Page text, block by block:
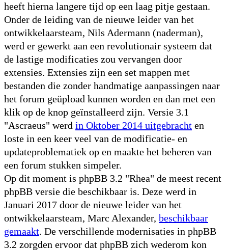
heeft hierna langere tijd op een laag pitje gestaan.
Onder de leiding van de nieuwe leider van het
ontwikkelaarsteam, Nils Adermann (naderman),
werd er gewerkt aan een revolutionair systeem dat
de lastige modificaties zou vervangen door
extensies. Extensies zijn een set mappen met
bestanden die zonder handmatige aanpassingen naar
het forum geüpload kunnen worden en dan met een
klik op de knop geïnstalleerd zijn. Versie 3.1
"Ascraeus" werd in Oktober 2014 uitgebracht en
loste in een keer veel van de modificatie- en
updateproblematiek op en maakte het beheren van
een forum stukken simpeler.
Op dit moment is phpBB 3.2 "Rhea" de meest recent
phpBB versie die beschikbaar is. Deze werd in
Januari 2017 door de nieuwe leider van het
ontwikkelaarsteam, Marc Alexander, beschikbaar
gemaakt. De verschillende modernisaties in phpBB
3.2 zorgden ervoor dat phpBB zich wederom kon